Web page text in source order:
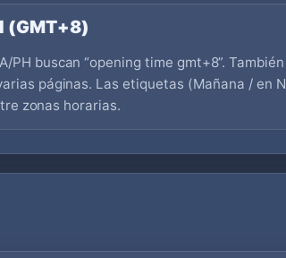
(GMT+8)
PH buscan “opening time gmt+8”. También
páginas. Las etiquetas (Mañana / en N
zonas horarias.